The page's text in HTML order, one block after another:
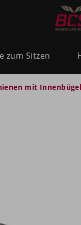
zum Sitzen
mit Innenbügel